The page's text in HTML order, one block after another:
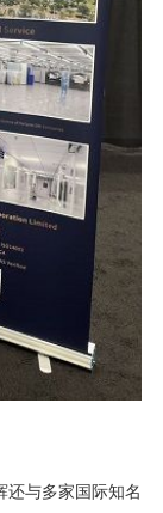
与多家国际知名